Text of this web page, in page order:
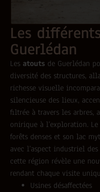
Les
Guerlédan
Les atouts de Guerlédan
diversité des structures,
richesse visuelle
silencieuse des lieux,
filtrée à travers les arbres,
onirique à l’exploration.
forêts denses et son lac
avec l’aspect industriel
cette région révèle une
rendant chaque visite
Usines désaffectées